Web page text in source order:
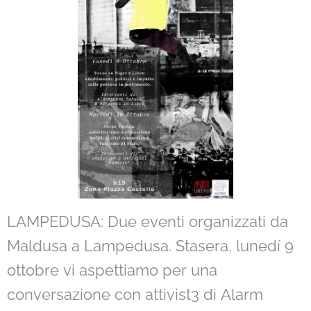
LAMPEDUSA: Due eventi organizzati da
Maldusa a Lampedusa. Stasera, lunedí 9
ottobre vi aspettiamo per una
conversazione con attivist3 di Alarm